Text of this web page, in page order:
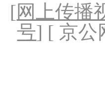
[网上传播
号] [ 京公